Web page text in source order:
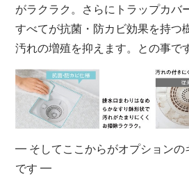
がラクラク。さらにトラップカバ
すべてが抗菌・防カビ効果を持つ
汚れの増殖を抑えます。との事で
━ そしてここからがオプションの
です ━